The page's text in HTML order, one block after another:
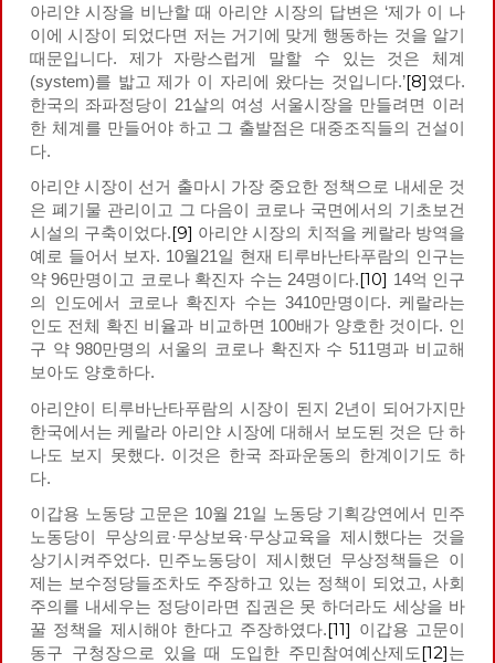
아리얀 시장을 비난할 때 아리얀 시장의 답변은 ‘제가 이 나
이에 시장이 되었다면 저는 거기에 맞게 행동하는 것을 알기
때문입니다. 제가 자랑스럽게 말할 수 있는 것은 체계
(system)를 밟고 제가 이 자리에 왔다는 것입니다.’[8]였다.
한국의 좌파정당이 21살의 여성 서울시장을 만들려면 이러
한 체계를 만들어야 하고 그 출발점은 대중조직들의 건설이
다.
아리얀 시장이 선거 출마시 가장 중요한 정책으로 내세운 것
은 폐기물 관리이고 그 다음이 코로나 국면에서의 기초보건
시설의 구축이었다.[9] 아리얀 시장의 치적을 케랄라 방역을
예로 들어서 보자. 10월21일 현재 티루바난타푸람의 인구는
약 96만명이고 코로나 확진자 수는 24명이다.[10] 14억 인구
의 인도에서 코로나 확진자 수는 3410만명이다. 케랄라는
인도 전체 확진 비율과 비교하면 100배가 양호한 것이다. 인
구 약 980만명의 서울의 코로나 확진자 수 511명과 비교해
보아도 양호하다.
아리얀이 티루바난타푸람의 시장이 된지 2년이 되어가지만
한국에서는 케랄라 아리얀 시장에 대해서 보도된 것은 단 하
나도 보지 못했다. 이것은 한국 좌파운동의 한계이기도 하
다.
이갑용 노동당 고문은 10월 21일 노동당 기획강연에서 민주
노동당이 무상의료·무상보육·무상교육을 제시했다는 것을
상기시켜주었다. 민주노동당이 제시했던 무상정책들은 이
제는 보수정당들조차도 주장하고 있는 정책이 되었고, 사회
주의를 내세우는 정당이라면 집권은 못 하더라도 세상을 바
꿀 정책을 제시해야 한다고 주장하였다.[11] 이갑용 고문이
동구 구청장으로 있을 때 도입한 주민참여예산제도[12]는